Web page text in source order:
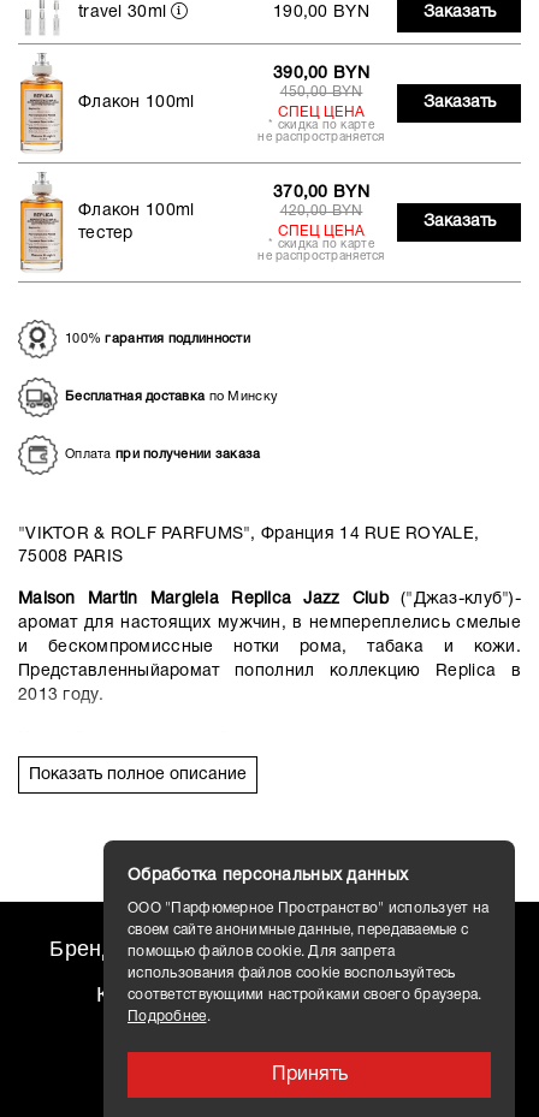
travel 30ml 190,00 BYN Заказать
Флакон 100ml
390,00 BYN
450,00 BYN
СПЕЦ ЦЕНА
* скидка по карте
не распространяется
Заказать
Флакон 100ml
тестер
370,00 BYN
420,00 BYN
СПЕЦ ЦЕНА
* скидка по карте
не распространяется
Заказать
100%гарантия подлинности
Бесплатная доставкапо Минску
Оплата при получении заказа
"VIKTOR & ROLF PARFUMS", Франция 14 RUE ROYALE,
75008 PARIS
Maison Martin Margiela Replica Jazz Club("Джаз-клуб")-
аромат для настоящих мужчин, в немпереплелись смелые
и бескомпромиссные нотки рома, табака и кожи.
Представленныйаромат пополнил коллекцию Replica в
2013 году.
ностальгией об определенном месте. Так и парфюм
творческими наклонностями.
Аромат раскрывается нотами рома, табака, дорогой кожи,
которыепереплелись с горьким апельсином, древесной
ванилью, шалфеем, бобами тонка и
мужественнымветивером.
Показать полное описание
Бренды travel AROMO
Контакты
Доставка
Обработка персональных данных
ООО "Парфюмерное Пространство" использует на
своем сайте анонимные данные, передаваемые с
помощью файлов cookie. Для запрета
использования файлов cookie воспользуйтесь
соответствующими настройками своего браузера.
Подробнее.
Принять